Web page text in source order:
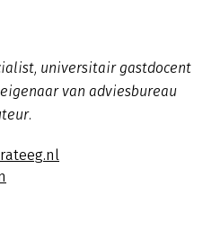
universitair gastdocent
van adviesbureau